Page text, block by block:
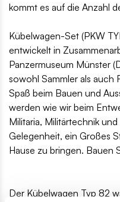
kommt es auf die Anzahl
Kübelwagen-Set (PKW
entwickelt in
Panzermuseum Münster
sowohl Sammler als auch
Spaß beim Bauen und
werden wie wir beim
Militaria, Militärtechnik
Gelegenheit, ein Großes
Hause zu bringen. Bauen
Der Kübelwagen Typ 82